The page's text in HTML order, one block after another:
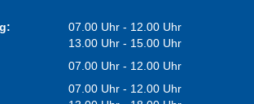
07.00 Uhr - 12.00 Uhr
13.00 Uhr - 15.00 Uhr
07.00 Uhr - 12.00 Uhr
07.00 Uhr - 12.00 Uhr